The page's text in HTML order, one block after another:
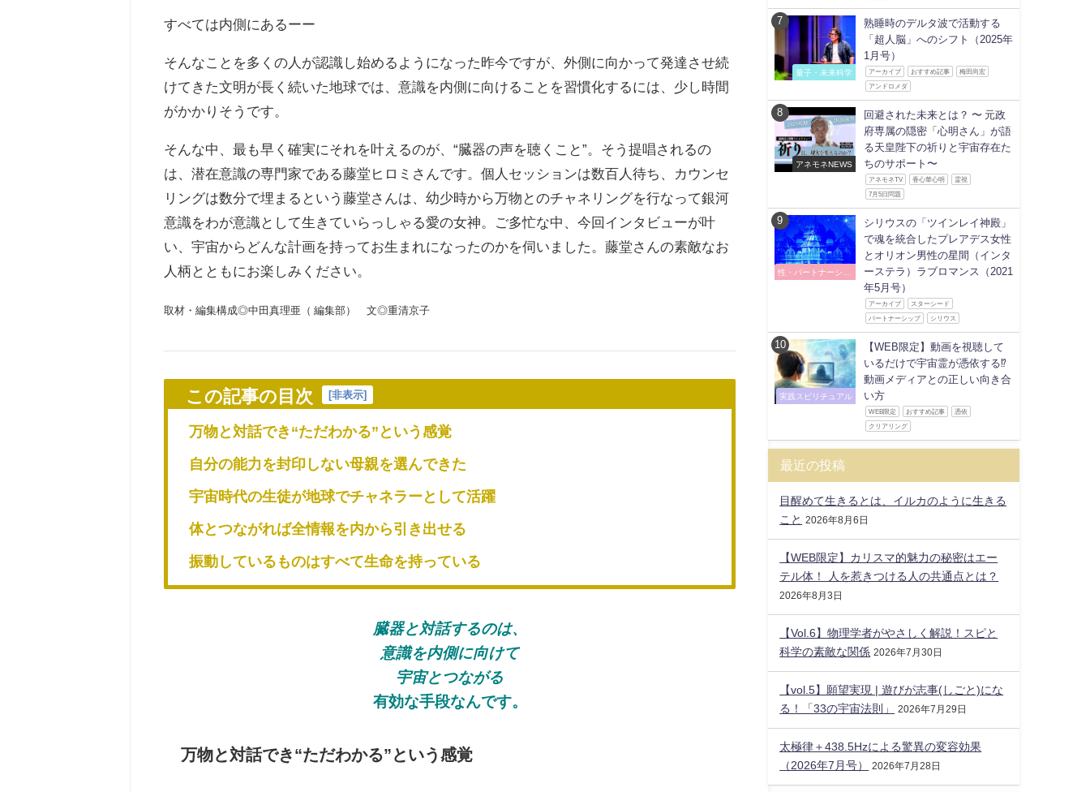
すべては内側にあるーー
そんなことを多くの人が認識し始めるようになった昨今ですが、外側に向かって発達させ続
けてきた文明が長く続いた地球では、意識を内側に向けることを習慣化するには、少し時間
がかかりそうです。
そんな中、最も早く確実にそれを叶えるのが、“臓器の声を聴くこと”。 そう提唱されるの
は、潜在意識の専門家である藤堂ヒロミさんです。個人セッションは数百人待ち、カウンセ
リングは数分で埋まるという藤堂さんは、幼少時から万物とのチャネリングを行なって銀河
意識をわが意識として生きていらっしゃる愛の女神。
ご多忙な中、今回インタビューが叶
い、宇宙からどんな計画を持ってお生まれになったのかを伺いました。藤堂さんの素敵なお
人柄とともにお楽しみください。
取材・編集構成◎中田真理亜（ 編集部） 文◎重清京子
この記事の目次 [非表示]
万物と対話でき“ただわかる”という感覚
自分の能力を封印しない母親を選んできた
宇宙時代の生徒が地球でチャネラーとして活躍
体とつながれば全情報を内から引き出せる
振動しているものはすべて生命を持っている
臓器と対話するのは、
意識を内側に向けて
宇宙とつながる
有効な手段なんです。
万物と対話でき“ただわかる”という感覚
量子・未来科学
熟睡時のデルタ波で活動する
「超人脳」へのシフト（2025年
1月号）
アーカイブ おすすめ記事 梅田尚宏
アンドロメダ
アネモネNEWS
回避された未来とは？ 〜 元政
府専属の隠密「心明さん」が語
る天皇陛下の祈りと宇宙存在た
ちのサポート〜
アネモネTV 香心華心明 霊視
7月5日問題
性・パートナーシッ
シリウスの「ツインレイ神殿」
で魂を統合したプレアデス女性
とオリオン男性の星間（インタ
ーステラ）ラブロマンス（2021
年5月号）
アーカイブ スターシード
パートナーシップ シリウス
実践スピリチュアル
【WEB限定】動画を視聴して
いるだけで宇宙霊が憑依する⁉
動画メディアとの正しい向き合
い方
WEB限定 おすすめ記事 憑依
クリアリング
最近の投稿
目醒めて生きるとは、イルカのように生きる
こと 2026年8月6日
【WEB限定】カリスマ的魅力の秘密はエー
テル体！ 人を惹きつける人の共通点とは？
2026年8月3日
【Vol.6】物理学者がやさしく解説！スピと
科学の素敵な関係 2026年7月30日
【vol.5】願望実現 | 遊びが志事(しごと)にな
る！「33の宇宙法則」
2026年7月29日
太極律＋438.5Hzによる驚異の変容効果
（2026年7月号）
2026年7月28日